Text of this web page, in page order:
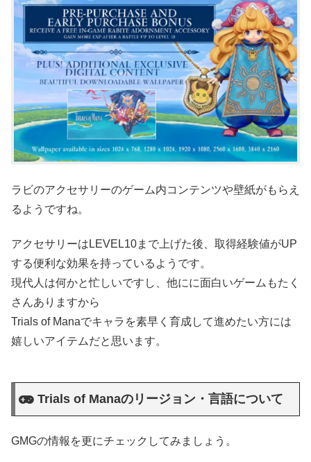
ラビのアクセサリーのゲーム内コンテンツや壁紙がもらえ
るようですね。
アクセサリーはLEVEL10まで上げた後、取得経験値がUP
する便利な効果を持っているようです。
現代人は何かと忙しいですし、他にに面白いゲームもたく
さんありますから
Trials of Manaでキャラを素早く育成して進めたい方には
嬉しいアイテムだと思います。
Trials of Manaのリージョン・言語について
GMGの情報を更にチェックしてみましょう。